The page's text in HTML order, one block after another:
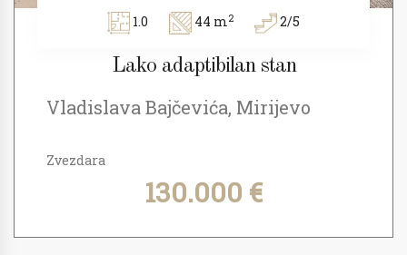
1.0 44 m2 2/5
Lako adaptibilan stan
Vladislava Bajčevića, Mirijevo
Zvezdara
130.000 €